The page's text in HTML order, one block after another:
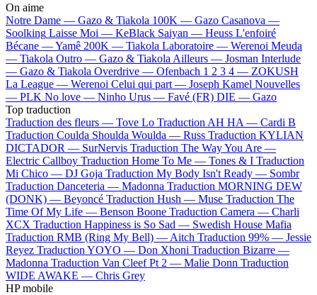
On aime
Notre Dame — Gazo & Tiakola 100K — Gazo Casanova —
Soolking Laisse Moi — KeBlack Saiyan — Heuss L'enfoiré
Bécane —Yamê 200K — Tiakola Laboratoire — Werenoi Meuda
— Tiakola Outro — Gazo & Tiakola Ailleurs — Josman Interlude
— Gazo & Tiakola Overdrive — Ofenbach 1 2 3 4 — ZOKUSH
La League — Werenoi Celui qui part — Joseph Kamel Nouvelles
— PLK No love — Ninho Urus — Favé (FR) DIE — Gazo
Top traduction
Traduction des fleurs — Tove Lo Traduction AH HA — Cardi B
Traduction Coulda Shoulda Woulda — Russ Traduction KYLIAN
DICTADOR — SurNervis Traduction The Way You Are —
Electric Callboy Traduction Home To Me — Tones & I Traduction
Mi Chico — DJ Goja Traduction My Body Isn't Ready — Sombr
Traduction Danceteria — Madonna Traduction MORNING DEW
(DONK) — Beyoncé Traduction Hush — Muse Traduction The
Time Of My Life — Benson Boone Traduction Camera — Charli
XCX Traduction Happiness is So Sad — Swedish House Mafia
Traduction RMB (Ring My Bell) — Aitch Traduction 99% — Jessie
Reyez Traduction YOYO — Don Xhoni Traduction Bizarre —
Madonna Traduction Van Cleef Pt 2 — Malie Donn Traduction
WIDE AWAKE — Chris Grey
HP mobile